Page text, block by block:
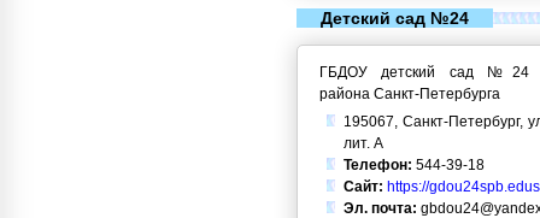
Детский сад №24
ГБДОУ детский сад №24
района Санкт-Петербурга
195067, Санкт-Петербург,
лит. А
Телефон: 544-39-18
Сайт: https://
Эл. почта: